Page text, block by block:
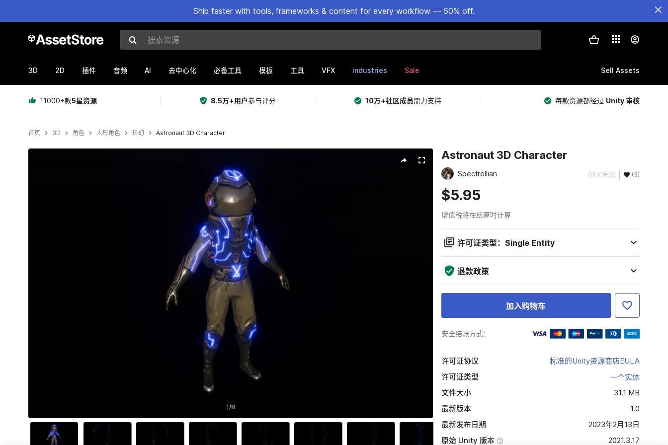
Ship faster with tools, frameworks & content for every workflow — 50% off.
搜索资源
3D 2D 插件 音频 AI 去中心化 必备工具 模板 工具 VFX industries Sale Sell Assets
11000+款5星资源 8.5万+用户参与评分 10万+社区成员鼎力支持 每款资源都经过 Unity 审核
首页 3D 角色 人形角色 科幻 Astronaut 3D Character
1/8
Astronaut 3D Character
Spectrellian (暂无评分) (3)
$5.95
增值税将在结算时计算
许可证类型：Single Entity
退款政策
加入购物车
安全结账方式：
许可证协议
标准的Unity资源商店EULA
许可证类型
一个实体
文件大小
31.1 MB
最新版本
1.0
最新发布日期
2023年2月13日
原始 Unity 版本
2021.3.17